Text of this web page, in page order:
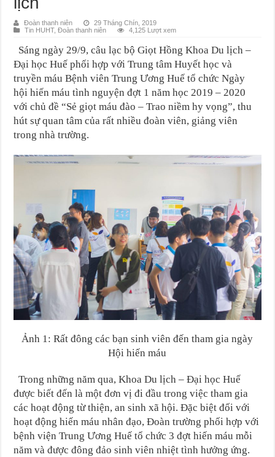
Đoàn thanh niên
29 Tháng Chín, 2019
Tin HUHT,Đoàn thanh niên 4,125 Lượt xem
Sáng ngày 29/9, câu lạc bộ Giọt Hồng Khoa Du lịch –
Đại học Huế phối hợp với Trung tâm Huyết học và
truyền máu Bệnh viên Trung Ương Huế tổ chức Ngày
hội hiến máu tình nguyện đợt 1 năm học 2019 – 2020
với chủ đề “Sẻ giọt máu đào – Trao niềm hy vọng”, thu
hút sự quan tâm của rất nhiều đoàn viên, giảng viên
trong nhà trường.
Ảnh 1: Rất đông các bạn sinh viên đến tham gia ngày
Hội hiến máu
Trong những năm qua, Khoa Du lịch – Đại học Huế
được biết đến là một đơn vị đi đầu trong việc tham gia
các hoạt động từ thiện, an sinh xã hội. Đặc biệt đối với
hoạt động hiến máu nhân đạo, Đoàn trường phối hợp với
bệnh viện Trung Ương Huế tổ chức 3 đợt hiến máu mỗi
năm và được đông đảo sinh viên nhiệt tình hưởng ứng.